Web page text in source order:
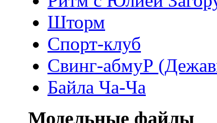
Шторм
Спорт-клуб
Свинг-абмуР
Байла Ча-Ча
Модельные файлы